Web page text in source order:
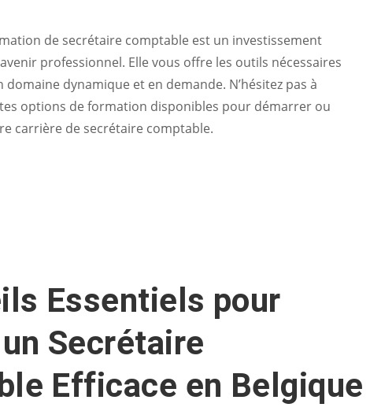
de secrétaire comptable est un investissement
professionnel. Elle vous offre les outils nécessaires
dynamique et en demande. N’hésitez pas à
options de formation disponibles pour démarrer ou
carrière de secrétaire comptable.
Essentiels pour
Secrétaire
Efficace en Belgique